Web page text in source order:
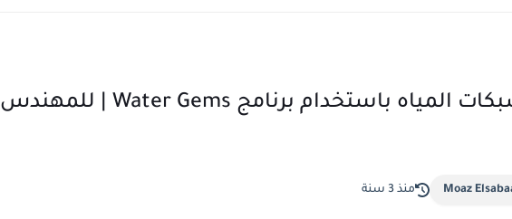
دبلومة تصميم شبكات المياه باستخدام برنامج Water Gems | للمهندس
منذ 3 سنة